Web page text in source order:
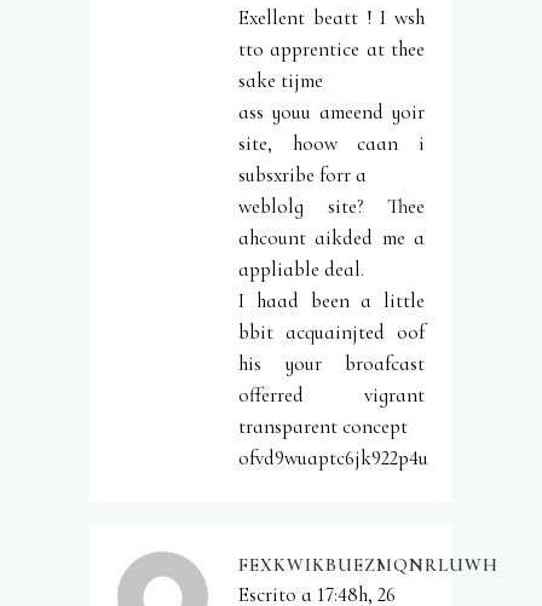
Exellent beatt ! I wsh
tto apprentice at thee
sake tijme
ass youu ameend yoir
site, hoow caan i
subsxribe forr a
weblolg site? Thee
ahcount aikded me a
appliable deal.
I haad been a little
bbit acquainjted oof
his your broafcast
offerred vigrant
transparent concept
ofvd9wuaptc6jk922p4u
FEXKWIKBUEZMQNRLUWH
Escrito a 17:48h, 26